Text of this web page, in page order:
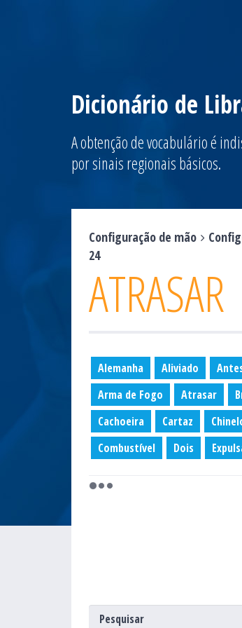
Dicionário de
A obtenção de vocabulário é
por sinais regionais básicos.
Configuração de mão
24
ATRASAR
Alemanha Aliviado
Arma de Fogo
Atrasar
Cachoeira
Cartaz
Combustível
Dois